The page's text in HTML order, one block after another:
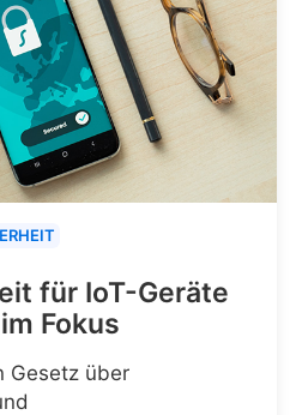
für IoT-Geräte
Fokus
Gesetz über